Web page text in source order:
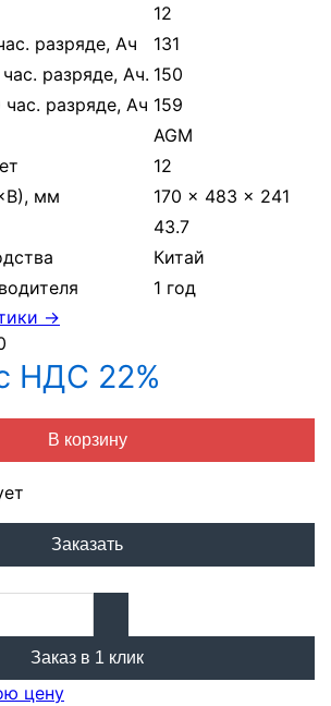
12
разряде, Ач
131
разряде, Ач. 150
разряде, Ач 159
AGM
12
мм
170 × 483 × 241
43.7
Китай
1 год
→
НДС 22%
В корзину
Заказать
Заказ в 1 клик
цену